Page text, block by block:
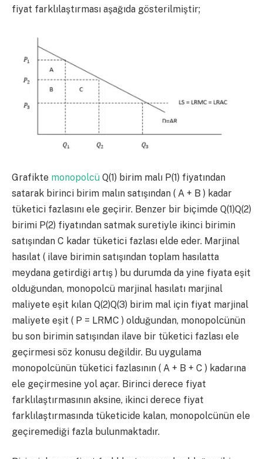
fiyat farklılaştırması aşağıda gösterilmiştir;
Grafikte monopolcü Q(1) birim malı P(1) fiyatından
satarak birinci birim malın satışından ( A + B ) kadar
tüketici fazlasını ele geçirir. Benzer bir biçimde Q(1)Q(2)
birimi P(2) fiyatından satmak suretiyle ikinci birimin
satışından C kadar tüketici fazlası elde eder. Marjinal
hasılat ( ilave birimin satışından toplam hasılatta
meydana getirdiği artış ) bu durumda da yine fiyata eşit
olduğundan, monopolcü marjinal hasılatı marjinal
maliyete eşit kılan Q(2)Q(3) birim mal için fiyat marjinal
maliyete eşit ( P = LRMC ) olduğundan, monopolcünün
bu son birimin satışından ilave bir tüketici fazlası ele
geçirmesi söz konusu değildir. Bu uygulama
monopolcünün tüketici fazlasının ( A + B + C ) kadarına
ele geçirmesine yol açar. Birinci derece fiyat
farklılaştırmasının aksine, ikinci derece fiyat
farklılaştırmasında tüketicide kalan, monopolcünün ele
geçiremediği fazla bulunmaktadır.